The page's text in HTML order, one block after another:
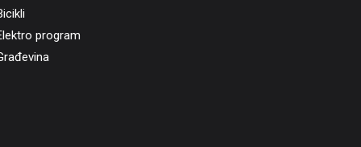
program